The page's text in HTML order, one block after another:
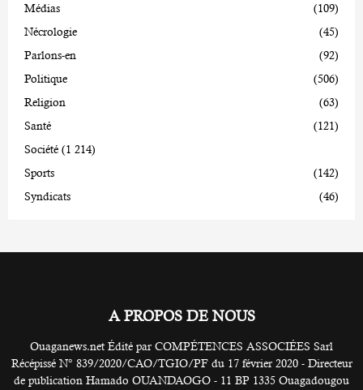
Médias
(109)
Nécrologie
(45)
Parlons-en
(92)
Politique
(506)
Religion
(63)
Santé
(121)
Société (1 214)
Sports
(142)
Syndicats
(46)
A PROPOS DE NOUS
Ouaganews.net Édité par COMPÉTENCES ASSOCIÉES Sarl
Récépissé N° 839/2020/CAO/TGIO/PF du 17 février 2020 - Directeur
de publication Hamado OUANDAOGO - 11 BP 1335 Ouagadougou